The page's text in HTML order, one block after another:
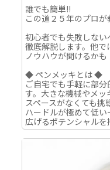
誰でも簡単‼
この道２５年のプロが
初心者でも失敗しな
徹底解説します。他
ノウハウが聞けるかも
◆ ペンメッキとは ◆
ご自宅でも手軽に部
す。大きな機械やメ
スペースがなくても
ハードルが極めて低
広げるポテンシャルを